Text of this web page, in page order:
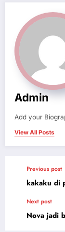
Admin
Add your
View All Posts
Previous post
kakaku di
Next post
Nova jadi